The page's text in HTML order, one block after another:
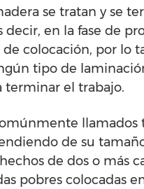
se tratan y se
decir, en la fase de
de colocación, por lo
tipo de
terminar el trabajo.
llamados
de su
de dos o más
pobres colocadas